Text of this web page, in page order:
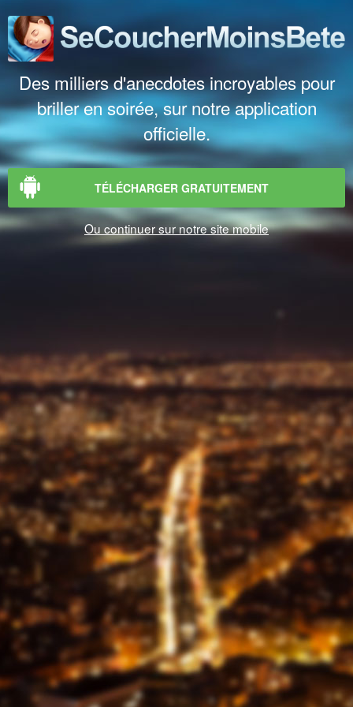
Des milliers d'anecdotes incroyables pour
briller en soirée, sur notre application
officielle.
TÉLÉCHARGER GRATUITEMENT
Ou continuer sur notre site mobile